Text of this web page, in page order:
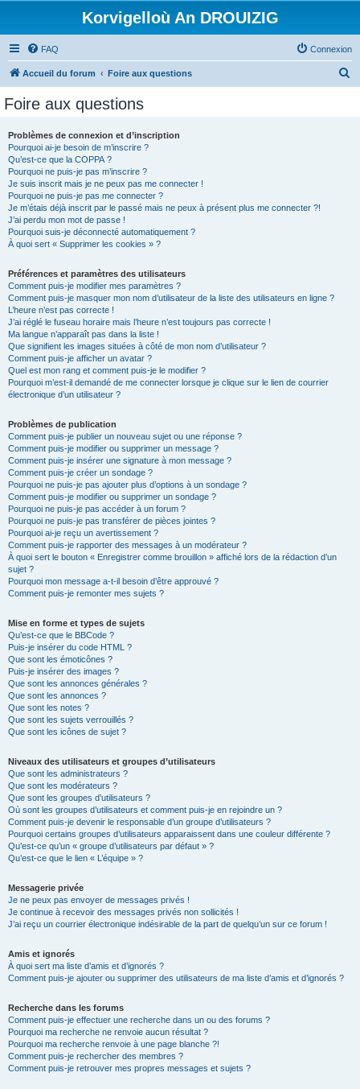
Korvigelloù An DROUIZIG
FAQ Connexion
Accueil du forum Foire aux questions
Foire aux questions
Problèmes de connexion et d’inscription
Pourquoi ai-je besoin de m’inscrire ?
Qu’est-ce que la COPPA ?
Pourquoi ne puis-je pas m’inscrire ?
Je suis inscrit mais je ne peux pas me connecter !
Pourquoi ne puis-je pas me connecter ?
Je m’étais déjà inscrit par le passé mais ne peux à présent plus me connecter ?!
J’ai perdu mon mot de passe !
Pourquoi suis-je déconnecté automatiquement ?
À quoi sert « Supprimer les cookies » ?
Préférences et paramètres des utilisateurs
Comment puis-je modifier mes paramètres ?
Comment puis-je masquer mon nom d’utilisateur de la liste des utilisateurs en ligne ?
L’heure n’est pas correcte !
J’ai réglé le fuseau horaire mais l’heure n’est toujours pas correcte !
Ma langue n’apparaît pas dans la liste !
Que signifient les images situées à côté de mon nom d’utilisateur ?
Comment puis-je afficher un avatar ?
Quel est mon rang et comment puis-je le modifier ?
Pourquoi m’est-il demandé de me connecter lorsque je clique sur le lien de courrier
électronique d’un utilisateur ?
Problèmes de publication
Comment puis-je publier un nouveau sujet ou une réponse ?
Comment puis-je modifier ou supprimer un message ?
Comment puis-je insérer une signature à mon message ?
Comment puis-je créer un sondage ?
Pourquoi ne puis-je pas ajouter plus d’options à un sondage ?
Comment puis-je modifier ou supprimer un sondage ?
Pourquoi ne puis-je pas accéder à un forum ?
Pourquoi ne puis-je pas transférer de pièces jointes ?
Pourquoi ai-je reçu un avertissement ?
Comment puis-je rapporter des messages à un modérateur ?
À quoi sert le bouton « Enregistrer comme brouillon » affiché lors de la rédaction d’un
sujet ?
Pourquoi mon message a-t-il besoin d’être approuvé ?
Comment puis-je remonter mes sujets ?
Mise en forme et types de sujets
Qu’est-ce que le BBCode ?
Puis-je insérer du code HTML ?
Que sont les émoticônes ?
Puis-je insérer des images ?
Que sont les annonces générales ?
Que sont les annonces ?
Que sont les notes ?
Que sont les sujets verrouillés ?
Que sont les icônes de sujet ?
Niveaux des utilisateurs et groupes d’utilisateurs
Que sont les administrateurs ?
Que sont les modérateurs ?
Que sont les groupes d’utilisateurs ?
Où sont les groupes d’utilisateurs et comment puis-je en rejoindre un ?
Comment puis-je devenir le responsable d’un groupe d’utilisateurs ?
Pourquoi certains groupes d’utilisateurs apparaissent dans une couleur différente ?
Qu’est-ce qu’un « groupe d’utilisateurs par défaut » ?
Qu’est-ce que le lien « L’équipe » ?
Messagerie privée
Je ne peux pas envoyer de messages privés !
Je continue à recevoir des messages privés non sollicités !
J’ai reçu un courrier électronique indésirable de la part de quelqu’un sur ce forum !
Amis et ignorés
À quoi sert ma liste d’amis et d’ignorés ?
Comment puis-je ajouter ou supprimer des utilisateurs de ma liste d’amis et d’ignorés ?
Recherche dans les forums
Comment puis-je effectuer une recherche dans un ou des forums ?
Pourquoi ma recherche ne renvoie aucun résultat ?
Pourquoi ma recherche renvoie à une page blanche ?!
Comment puis-je rechercher des membres ?
Comment puis-je retrouver mes propres messages et sujets ?